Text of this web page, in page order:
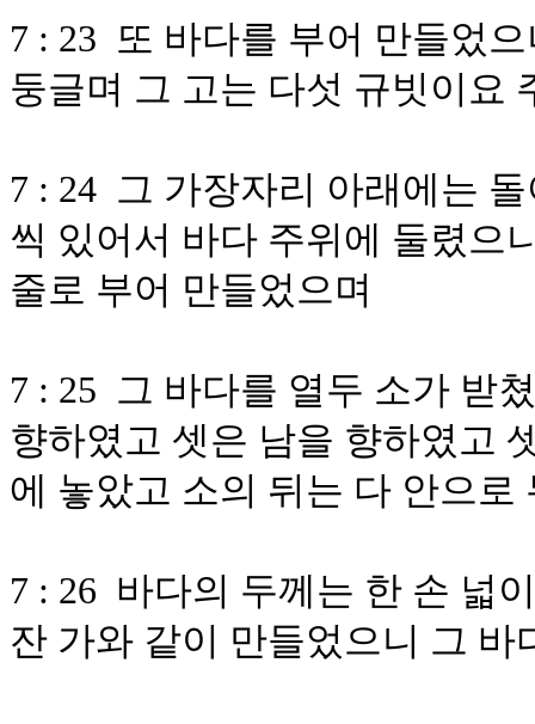
7 : 23 또 바다를 부어 만들었
둥글며 그 고는 다섯 규빗이요
7 : 24 그 가장자리 아래에는
씩 있어서 바다 주위에 둘렸으
줄로 부어 만들었으며
7 : 25 그 바다를 열두 소가 받
향하였고 셋은 남을 향하였고
에 놓았고 소의 뒤는 다 안으로
7 : 26 바다의 두께는 한 손 넓
잔 가와 같이 만들었으니 그